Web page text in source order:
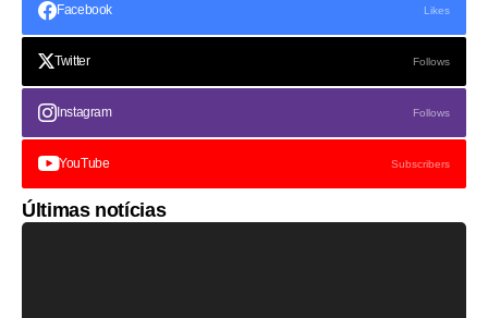
Facebook Likes
Twitter Follows
Instagram Follows
YouTube Subscribers
Últimas notícias